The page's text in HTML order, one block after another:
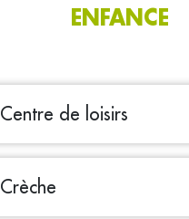
ENFANCE
Centre de loisirs
Crèche